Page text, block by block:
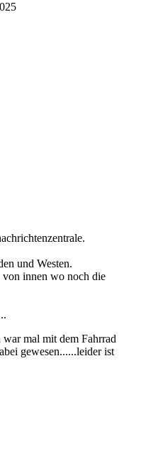
und Westen.
von innen wo noch die
mal mit dem Fahrrad
gewesen......leider ist